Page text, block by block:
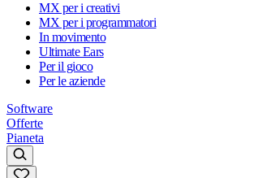
MX per i creativi
MX per i programmatori
In movimento
Ultimate Ears
Per il gioco
Per le aziende
Software
Offerte
Pianeta